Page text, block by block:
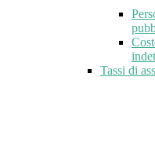
Tassi di